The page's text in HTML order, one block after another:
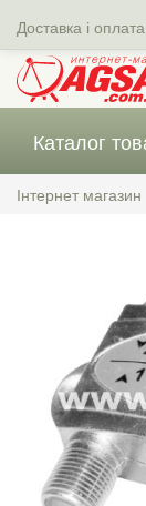
Доставка і оплата
Каталог
Інтернет магазин